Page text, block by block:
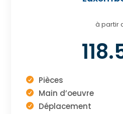
à partir
Pièces
Main d’oeuvre
Déplacement